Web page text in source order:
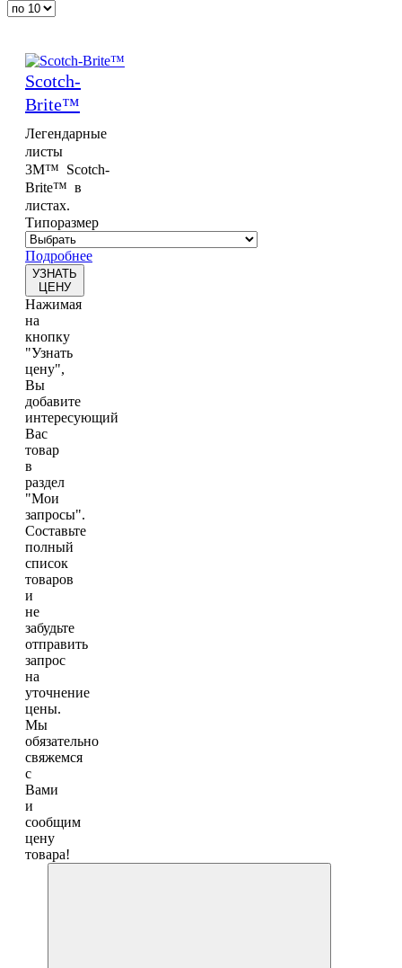
Scotch-
Brite™
Легендарные
листы
3M™ Scotch-
Brite™ в
листах.
Типоразмер
Подробнее
УЗНАТЬ
ЦЕНУ
Нажимая
на
кнопку
"Узнать
цену",
Вы
добавите
интересующий
Вас
товар
в
раздел
"Мои
запросы".
Составьте
полный
список
товаров
и
не
забудьте
отправить
запрос
на
уточнение
цены.
Мы
обязательно
свяжемся
с
Вами
и
сообщим
цену
товара!